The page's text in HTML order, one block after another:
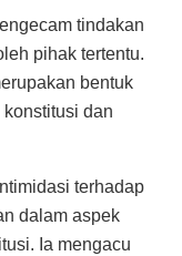
tindakan
pihak tertentu.
bentuk
dan
terhadap
dalam aspek
Ia mengacu